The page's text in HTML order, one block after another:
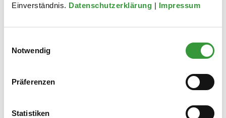
Einverständnis. Datenschutzerklärung | Impressum
Notwendig
Präferenzen
Statistiken
ERGÄNZENDE INFORMATIONEN ZUR
STRASSENREINIGUNGSGEBÜHR
REINIGUNG UND SICHERUNG DES